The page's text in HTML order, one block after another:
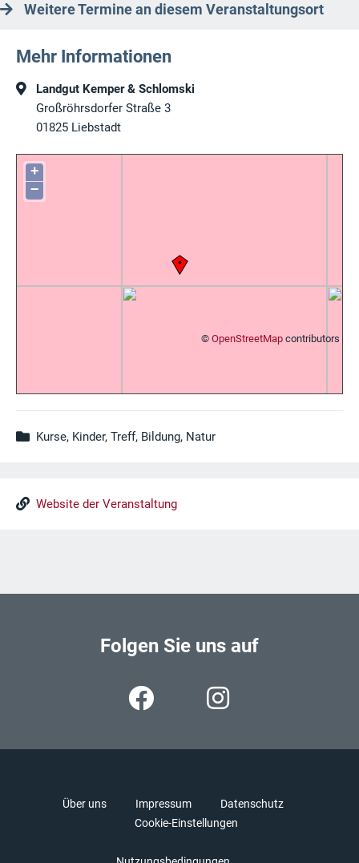
Weitere Termine an diesem Veranstaltungsort
Mehr Informationen
Landgut Kemper & Schlomski
Großröhrsdorfer Straße 3
01825 Liebstadt
+
−
© OpenStreetMap contributors
Kurse, Kinder, Treff, Bildung, Natur
Website der Veranstaltung
Folgen Sie uns auf
Über uns Impressum
Datenschutz
Cookie-Einstellungen